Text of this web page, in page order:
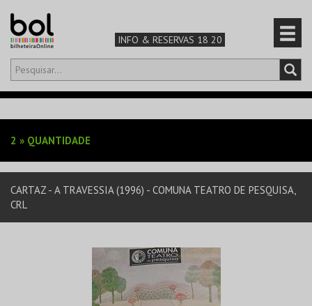
INFO & RESERVAS 18 20
Olá,iniciar sessão
TEATRO & ARTE
MÚSICA & FESTIVAIS
DESPORTO & AVENTURA
2 » QUANTIDADE
CARTAZ - A TRAVESSIA (1996) - COMUNA TEATRO DE PESQUISA,
CRL